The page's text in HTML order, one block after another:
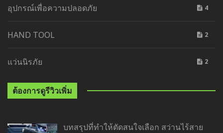
อุปกรณ์เพื่อความปลอดภัย 4
HAND TOOL 2
แว่นนิรภัย 2
ต้องการดูรีวิวเพิ่ม
บทสรุปที่ทำให้ตัดสนใจเลือก สว่านไร้สาย